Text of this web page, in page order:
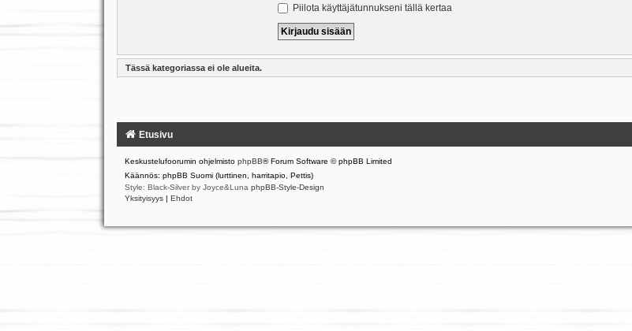
Piilota käyttäjätunnukseni tällä kertaa
Tässä kategoriassa ei ole alueita.
Etusivu
Keskustelufoorumin ohjelmisto phpBB® Forum Software © phpBB Limited
Käännös: phpBB Suomi (lurttinen, harritapio, Pettis)
Style: Black-Silver by Joyce&Luna phpBB-Style-Design
Yksityisyys | Ehdot